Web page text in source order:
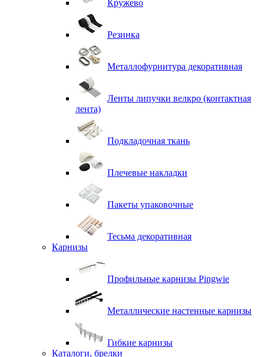
Кружево
Резинка
Металлофурнитура декоративная
Ленты липучки велкро (контактная
лента)
Подкладочная ткань
Плечевые накладки
Пакеты упаковочные
Тесьма декоративная
Карнизы
Профильные карнизы Pingwie
Металлические настенные карнизы
Гибкие карнизы
Каталоги, брелки